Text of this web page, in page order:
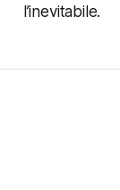
l’inevitabile.